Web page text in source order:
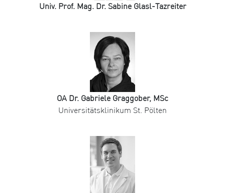
Univ. Prof. Mag. Dr. Sabine Glasl-Tazreiter
OA Dr. Gabriele Graggober, MSc
Universitätsklinikum St. Pölten